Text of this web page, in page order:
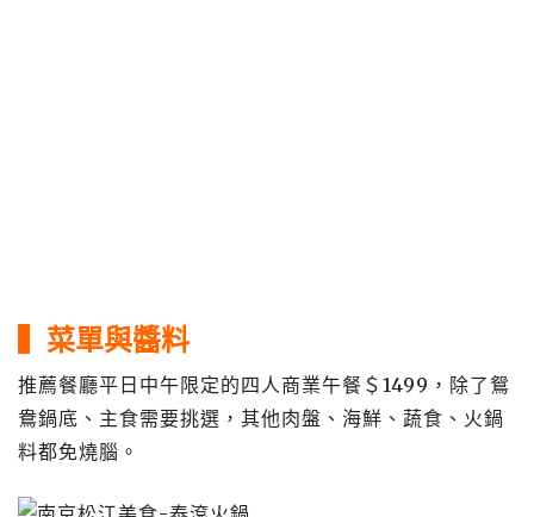
▍菜單與醬料
推薦餐廳平日中午限定的四人商業午餐＄1499，除了鴛
鴦鍋底、主食需要挑選，其他肉盤、海鮮、蔬食、火鍋
料都免燒腦。